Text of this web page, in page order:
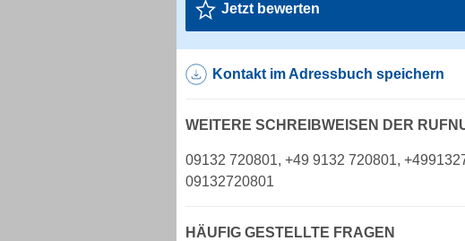
Jetzt bewerten
Kontakt im Adressbuch speichern
WEITERE SCHREIBWEISEN DER
09132 720801, +49 9132 720801,
09132720801
HÄUFIG GESTELLTE FRAGEN